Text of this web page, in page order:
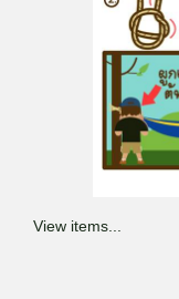
View items...